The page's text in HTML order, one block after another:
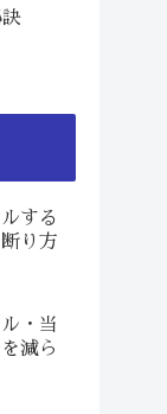
する
り方
・当
減ら